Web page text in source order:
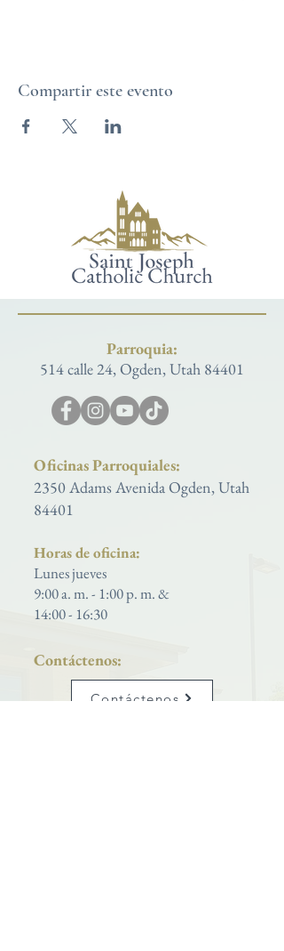
Compartir este evento
Parroquia:
514 calle 24, Ogden, Utah 84401
Oficinas Parroquiales:
2350 Adams Avenida Ogden, Utah
84401
Horas de oficina:
Lunes jueves
9:00 a. m. - 1:00 p. m. &
14:00 - 16:30
Contáctenos:
Contáctenos